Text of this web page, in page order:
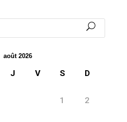
août 2026
J V S D
1 2